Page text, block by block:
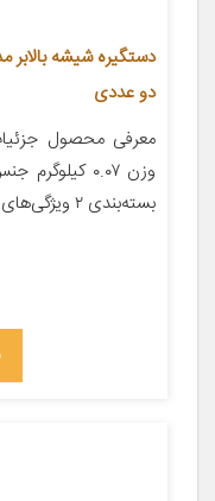
دو عددی
وزن ۰.۰۷
بسته‌بندی ۲ ویژگی‌های […]